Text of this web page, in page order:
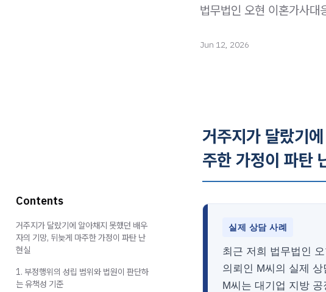
법무법인 오현 이혼가사
Jun 12, 2026
거주지가 달랐기
주한 가정이 파탄
실제 상담 사례
최근 저희 법무법인
의뢰인 M씨의 실제
M씨는 대기업 지방
Contents
거주지가 달랐기에 알아채지 못했던 배우
자의 기망, 뒤늦게 마주한 가정이 파탄 난
현실
1. 부정행위의 성립 범위와 법원이 판단하
는 유책성 기준